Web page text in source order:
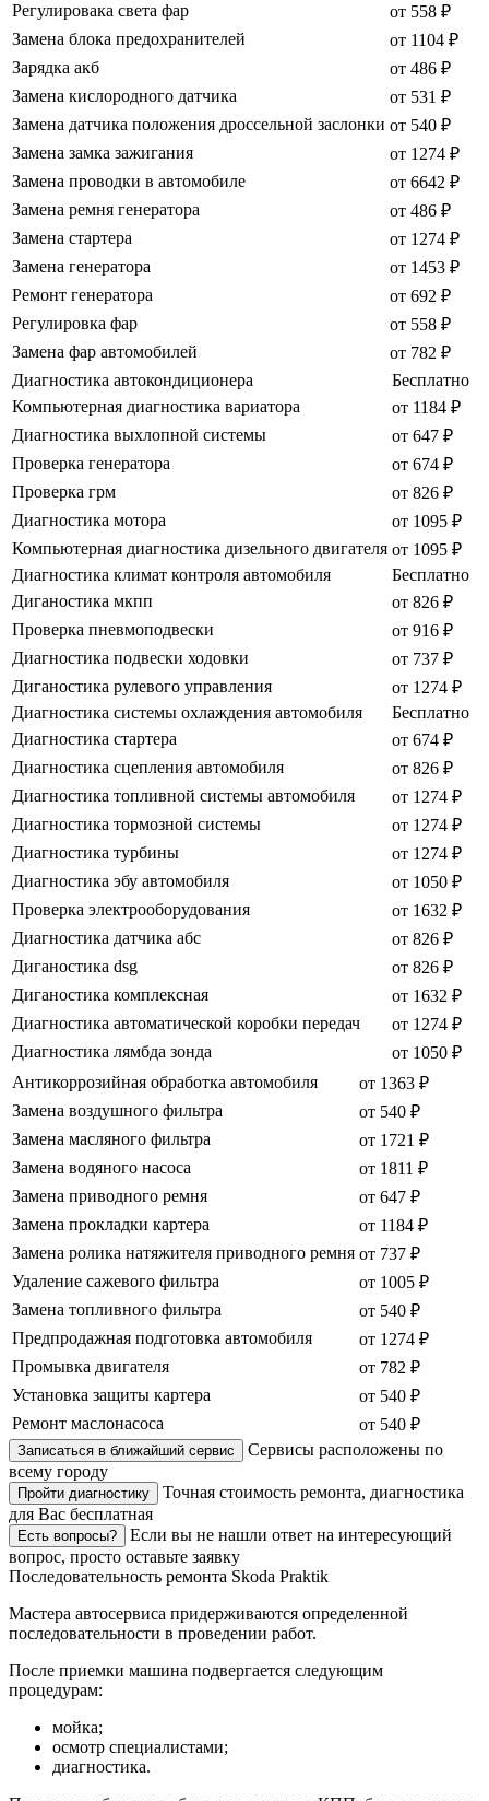
Регулировака света фар
от 558 ₽
Замена блока предохранителей
от 1104 ₽
Зарядка акб
от 486 ₽
Замена кислородного датчика
от 531 ₽
Замена датчика положения дроссельной заслонки от 540 ₽
Замена замка зажигания
от 1274 ₽
Замена проводки в автомобиле
от 6642 ₽
Замена ремня генератора
от 486 ₽
Замена стартера
от 1274 ₽
Замена генератора
от 1453 ₽
Ремонт генератора
от 692 ₽
Регулировка фар
от 558 ₽
Замена фар автомобилей
от 782 ₽
Диагностика автокондиционера
Бесплатно
Компьютерная диагностика вариатора
от 1184 ₽
Диагностика выхлопной системы
от 647 ₽
Проверка генератора
от 674 ₽
Проверка грм
от 826 ₽
Диагностика мотора
от 1095 ₽
Компьютерная диагностика дизельного двигателя от 1095 ₽
Диагностика климат контроля автомобиля
Бесплатно
Диганостика мкпп
от 826 ₽
Проверка пневмоподвески
от 916 ₽
Диагностика подвески ходовки
от 737 ₽
Диганостика рулевого управления
от 1274 ₽
Диагностика системы охлаждения автомобиля
Бесплатно
Диагностика стартера
от 674 ₽
Диагностика сцепления автомобиля
от 826 ₽
Диагностика топливной системы автомобиля
от 1274 ₽
Диагностика тормозной системы
от 1274 ₽
Диагностика турбины
от 1274 ₽
Диагностика эбу автомобиля
от 1050 ₽
Проверка электрооборудования
от 1632 ₽
Диагностика датчика абс
от 826 ₽
Диганостика dsg
от 826 ₽
Диганостика комплексная
от 1632 ₽
Диагностика автоматической коробки передач
от 1274 ₽
Диагностика лямбда зонда
от 1050 ₽
Антикоррозийная обработка автомобиля
от 1363 ₽
Замена воздушного фильтра
от 540 ₽
Замена масляного фильтра
от 1721 ₽
Замена водяного насоса
от 1811 ₽
Замена приводного ремня
от 647 ₽
Замена прокладки картера
от 1184 ₽
Замена ролика натяжителя приводного ремня от 737 ₽
Удаление сажевого фильтра
от 1005 ₽
Замена топливного фильтра
от 540 ₽
Предпродажная подготовка автомобиля
от 1274 ₽
Промывка двигателя
от 782 ₽
Установка защиты картера
от 540 ₽
Ремонт маслонасоса
от 540 ₽
Записаться в ближайший сервис
Сервисы расположены по
всему городу
Пройти диагностику
Точная стоимость ремонта, диагностика
для Вас бесплатная
Есть вопросы?
Если вы не нашли ответ на интересующий
вопрос, просто оставьте заявку
Последовательность ремонта Skoda Praktik
Мастера автосервиса придерживаются определенной
последовательности в проведении работ.
После приемки машина подвергается следующим
процедурам:
мойка;
осмотр специалистами;
диагностика.